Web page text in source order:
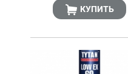
КУПИТЬ